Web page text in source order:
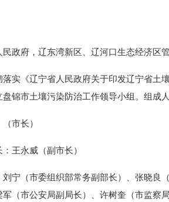
民政府，辽东湾新区、辽河口生态经济区
《辽宁省人民政府关于印发辽宁省土壤
盘锦市土壤污染防治工作领导小组。组成
市长）
永威（副市长）
（市委组织部常务副部长）、张晓良（
军（市公安局副局长）、许树奎（市监察